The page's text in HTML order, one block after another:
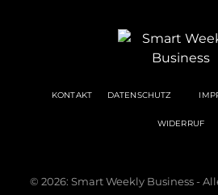
KONTAKT DATENSCHUTZ
WIDERRUF
© 2026: Smart Weekly Business -